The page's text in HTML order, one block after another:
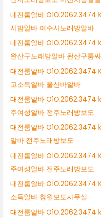
대전룸알바 O1O.2062.3474
시밤알바 여수시노래방알바
대전룸알바 O1O.2062.3474
완산구노래방알바 완산구룸
대전룸알바 O1O.2062.3474
고소득알바 울산바알바
대전룸알바 O1O.2062.3474
주여성알바 전주노래방보도
대전룸알바 O1O.2062.3474
알바 전주노래방보도
대전룸알바 O1O.2062.3474
주여성알바 전주노래방보도
대전룸알바 O1O.2062.3474
소득알바 창원보도사무실
대전룸알바 O1O.2062.3474